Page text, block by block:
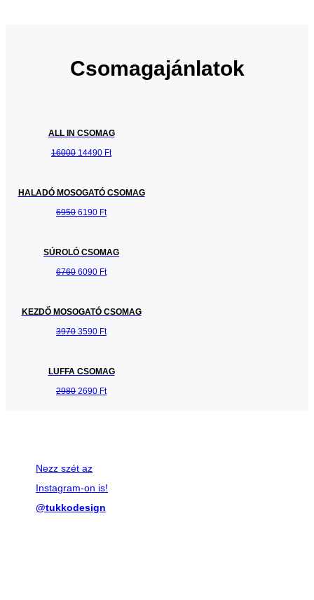
Csomagajánlatok
ALL IN CSOMAG
16000 14490 Ft
HALADÓ MOSOGATÓ CSOMAG
6950 6190 Ft
SÚROLÓ CSOMAG
6760 6090 Ft
KEZDŐ MOSOGATÓ CSOMAG
3970 3590 Ft
LUFFA CSOMAG
2980 2690 Ft
Nezz szét az
Instagram-on is!
@tukkodesign